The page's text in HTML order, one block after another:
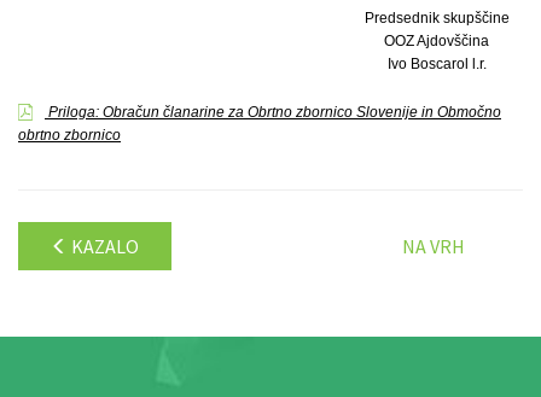
Predsednik skupščine
OOZ Ajdovščina
Ivo Boscarol l.r.
Priloga: Obračun članarine za Obrtno zbornico Slovenije in Območno
obrtno zbornico
KAZALO NA VRH